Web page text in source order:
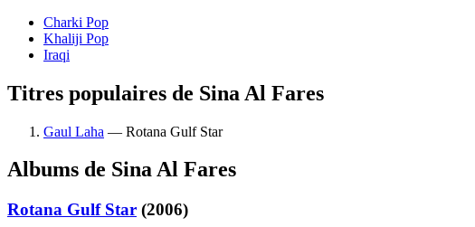
Charki Pop
Khaliji Pop
Iraqi
Titres populaires de Sina Al Fares
Gaul Laha — Rotana Gulf Star
Albums de Sina Al Fares
Rotana Gulf Star (2006)